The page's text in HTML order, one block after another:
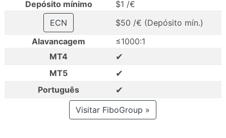
Depósito mínimo
$1 /€
ECN
$50 /€ (Depósito mín.)
Alavancagem
≤1000:1
MT4
✔
MT5 ✔
Português ✔
Visitar FiboGroup »